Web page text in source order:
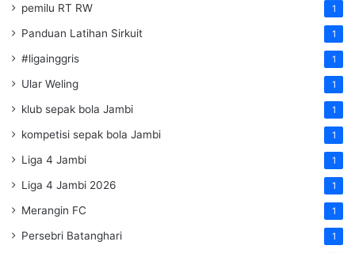
pemilu RT RW 1
Panduan Latihan Sirkuit 1
#ligainggris 1
Ular Weling 1
klub sepak bola Jambi 1
kompetisi sepak bola Jambi 1
Liga 4 Jambi 1
Liga 4 Jambi 2026 1
Merangin FC 1
Persebri Batanghari 1